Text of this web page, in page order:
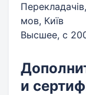
мов, Київ
Высшее, с
и